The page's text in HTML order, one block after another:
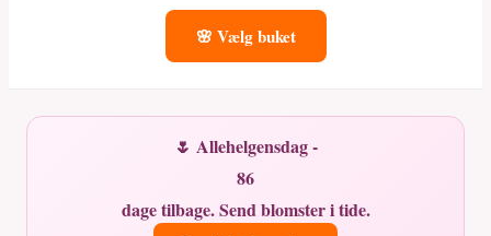
🌸 Vælg buket
🌷 Allehelgensdag -
86
dage tilbage. Send blomster i tide.